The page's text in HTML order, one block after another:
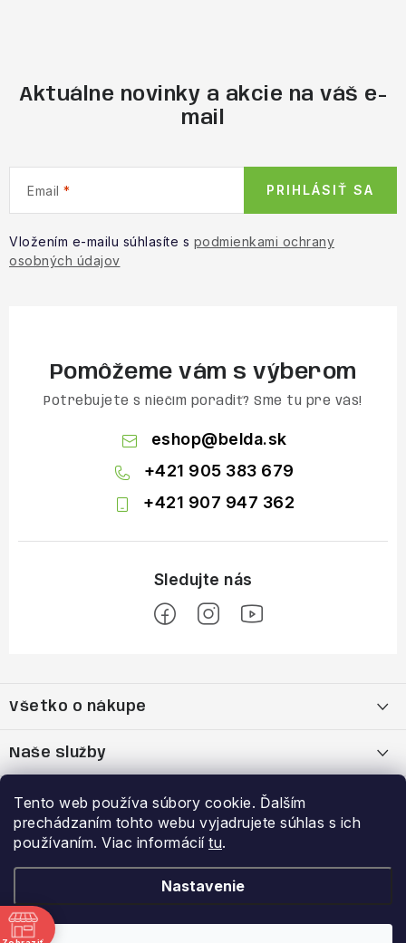
Tento web používa súbory cookie. Ďalším
prechádzaním tohto webu vyjadrujete súhlas s ich
používaním. Viac informácií tu.
Nastavenie
Aktuálne novinky a akcie na váš e-
mail
Email
Vložením e-mailu súhlasíte s podmienkami ochrany
osobných údajov
PRIHLÁSIŤ SA
Pomôžeme vám s výberom
Potrebujete s niečím poradiť? Sme tu pre vás!
eshop@belda.sk
+421 905 383 679
+421 907 947 362
p
ä
t
Všetko o nákupe
OBCHODNÉ PODMIENKY
Zásady spracovania a ochrany osobných údajov
Reklamačný poriadok
Naše služby
Bootfitting - Tvarovanie Lyžiarok v Nitre
Dynamická analýza chodidla
Požičovňa lyží
Výhody a zľavy
Garancia najnižšej ceny
Prihlásenie